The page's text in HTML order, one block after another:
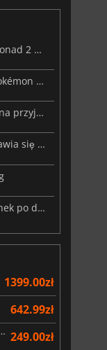
Resident Evil: Veronica znalazł się już na ponad 2 milionach list życzeń
Beast of Reincarnation: twórcy serii gier Pokémon wkraczają na nową ścieżkę
Big Walk już w sprzedaży – podróż oparta na przyjaźni
W Warhammer 40,000: Dawn of War 4 pojawia się frakcja Nekronów
Forsaken Realms: Vahrin’s Call trafia na rynek po dziesięciu latach prac
1399.00zł
642.99zł
OC White Edition 16GB 249.00zł